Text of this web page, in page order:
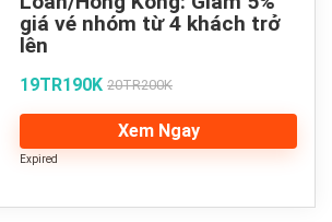
giá vé nhóm từ 4 khách trở
lên
19TR190K 20TR200K
Xem Ngay
Expired